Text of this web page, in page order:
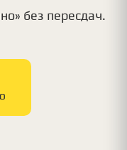
без пересдач.